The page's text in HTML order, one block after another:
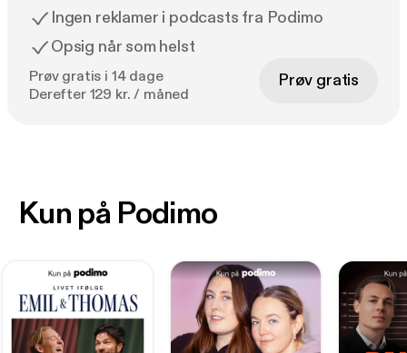
Ingen reklamer i podcasts fra Podimo
Opsig når som helst
Prøv gratis i 14 dage
Derefter 129 kr. / måned
Prøv gratis
Kun på Podimo